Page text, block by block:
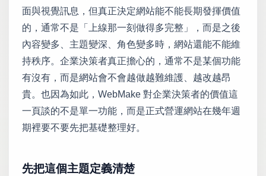
面與視覺訊息，但真正決定網站能不能長期發揮價值
的，通常不是「上線那一刻做得多完整」，而是之後
內容變多、主題變深、角色變多時，網站還能不能維
持秩序。企業決策者真正擔心的，通常不是某個功能
有沒有，而是網站會不會越做越難維護、越改越昂
貴。也因為如此，WebMake 對企業決策者的價值這
一頁談的不是單一功能，而是正式營運網站在幾年週
期裡要不要先把基礎整理好。
先把這個主題定義清楚